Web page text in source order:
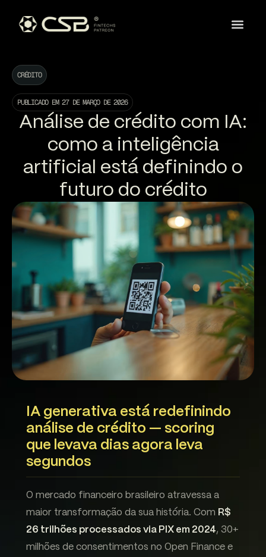
CRÉDITO
PUBLICADO EM 27 DE MARÇO DE 2026
Análise de crédito com IA:
como a inteligência
artificial está definindo o
futuro do crédito
IA generativa está redefinindo
análise de crédito — scoring
que levava dias agora leva
segundos
O mercado financeiro brasileiro atravessa a
maior transformação da sua história. Com R$
26 trilhões processados via PIX em 2024, 30+
milhões de consentimentos no Open Finance e